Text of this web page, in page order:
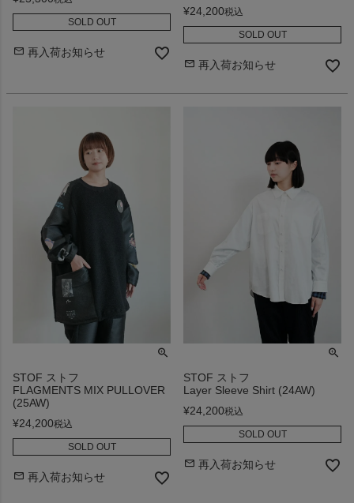
SOLD OUT
再入荷お知らせ
¥24,200税込
SOLD OUT
再入荷お知らせ
STOF ストフ
FLAGMENTS MIX PULLOVER
(25AW)
¥24,200税込
SOLD OUT
再入荷お知らせ
STOF ストフ
Layer Sleeve Shirt (24AW)
¥24,200税込
SOLD OUT
再入荷お知らせ